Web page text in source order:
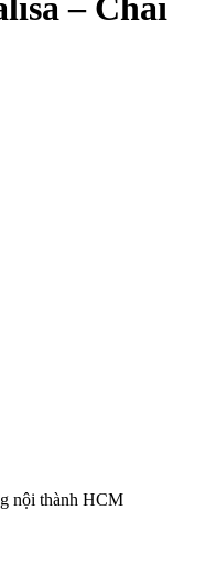
nội thành HCM